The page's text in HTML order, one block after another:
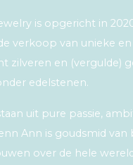
is opgericht in
verkoop van unieke en
zilveren en (vergulde)
edelstenen.
uit pure passie,
Ann is goudsmid van
over de hele